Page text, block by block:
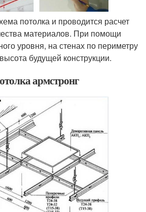
потолка и проводится расчет
материалов. При помощи
уровня, на стенах по периметру
будущей конструкции.
армстронг